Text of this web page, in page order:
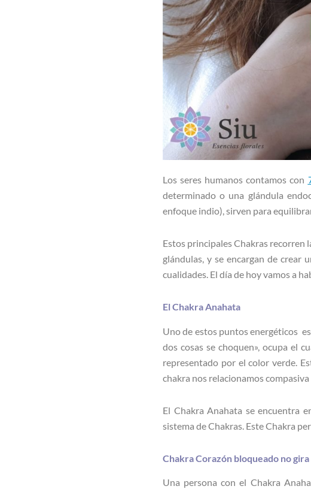
Los seres humanos contamos con
determinado o una glándula
enfoque indio), sirven para
Estos principales Chakras recorren
glándulas, y se encargan de
cualidades. El día de hoy vamos a
El Chakra Anahata
Uno de estos puntos energéticos
dos cosas se choquen», ocupa el
representado por el color verde.
chakra nos relacionamos
El Chakra Anahata se encuentra
sistema de Chakras. Este Chakra
Chakra Corazón bloqueado no
Una persona con el Chakra